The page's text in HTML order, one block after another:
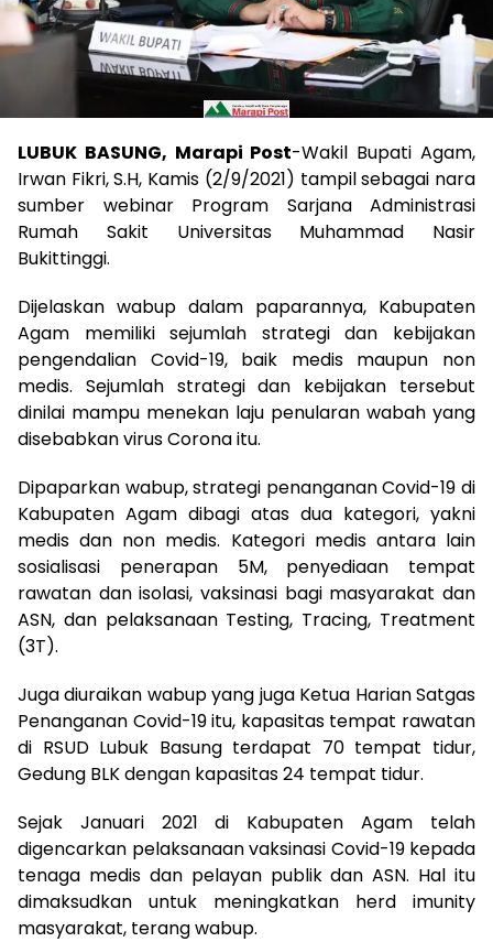
LUBUK BASUNG, Marapi Post-Wakil Bupati Agam,
Irwan Fikri, S.H, Kamis (2/9/2021) tampil sebagai nara
sumber webinar Program Sarjana Administrasi
Rumah Sakit Universitas Muhammad Nasir
Bukittinggi.
Dijelaskan wabup dalam paparannya, Kabupaten
Agam memiliki sejumlah strategi dan kebijakan
pengendalian Covid-19, baik medis maupun non
medis. Sejumlah strategi dan kebijakan tersebut
dinilai mampu menekan laju penularan wabah yang
disebabkan virus Corona itu.
Dipaparkan wabup, strategi penanganan Covid-19 di
Kabupaten Agam dibagi atas dua kategori, yakni
medis dan non medis. Kategori medis antara lain
sosialisasi penerapan 5M, penyediaan tempat
rawatan dan isolasi, vaksinasi bagi masyarakat dan
ASN, dan pelaksanaan Testing, Tracing, Treatment
(3T).
Juga diuraikan wabup yang juga Ketua Harian Satgas
Penanganan Covid-19 itu, kapasitas tempat rawatan
di RSUD Lubuk Basung terdapat 70 tempat tidur,
Gedung BLK dengan kapasitas 24 tempat tidur.
Sejak Januari 2021 di Kabupaten Agam telah
digencarkan pelaksanaan vaksinasi Covid-19 kepada
tenaga medis dan pelayan publik dan ASN. Hal itu
dimaksudkan untuk meningkatkan herd imunity
masyarakat, terang wabup.